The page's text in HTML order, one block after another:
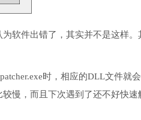
软件出错了，其实并不是这样。
时，相应的DLL文件就会
慢，而且下次遇到了还不好快速